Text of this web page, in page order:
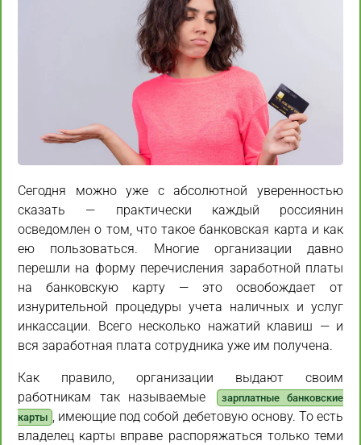
Сегодня можно уже с абсолютной уверенностью
сказать — практически каждый россиянин
осведомлен о том, что такое банковская карта и как
ею пользоваться. Многие организации давно
перешли на форму перечисления заработной платы
на банковскую карту — это освобождает от
изнурительной процедуры учета наличных и услуг
инкассации. Всего несколько нажатий клавиш — и
вся заработная плата сотрудника уже им получена.
Как правило, организации выдают своим
работникам так называемые
зарплатные банковские
карты , имеющие под собой дебетовую основу. То есть
владелец карты вправе распоряжаться только теми